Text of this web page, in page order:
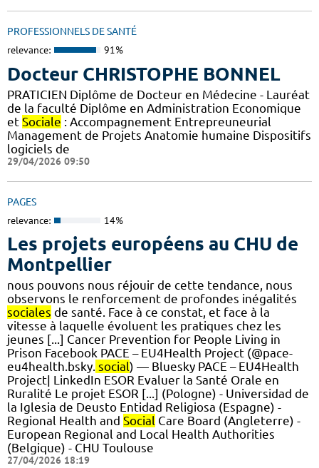
PROFESSIONNELS DE SANTÉ
relevance: 91%
Docteur CHRISTOPHE BONNEL
PRATICIEN Diplôme de Docteur en Médecine - Lauréat
de la faculté Diplôme en Administration Economique
et Sociale : Accompagnement Entrepreuneurial
Management de Projets Anatomie humaine Dispositifs
logiciels de
29/04/2026 09:50
PAGES
relevance: 14%
Les projets européens au CHU de
Montpellier
nous pouvons nous réjouir de cette tendance, nous
observons le renforcement de profondes inégalités
sociales de santé. Face à ce constat, et face à la
vitesse à laquelle évoluent les pratiques chez les
jeunes [...] Cancer Prevention for People Living in
Prison Facebook PACE – EU4Health Project (@pace-
eu4health.bsky. social) — Bluesky PACE – EU4Health
Project| LinkedIn ESOR Evaluer la Santé Orale en
Ruralité Le projet ESOR [...] (Pologne) - Universidad de
la Iglesia de Deusto Entidad Religiosa (Espagne) -
Regional Health and Social Care Board (Angleterre) -
European Regional and Local Health Authorities
(Belgique) - CHU Toulouse
27/04/2026 18:19